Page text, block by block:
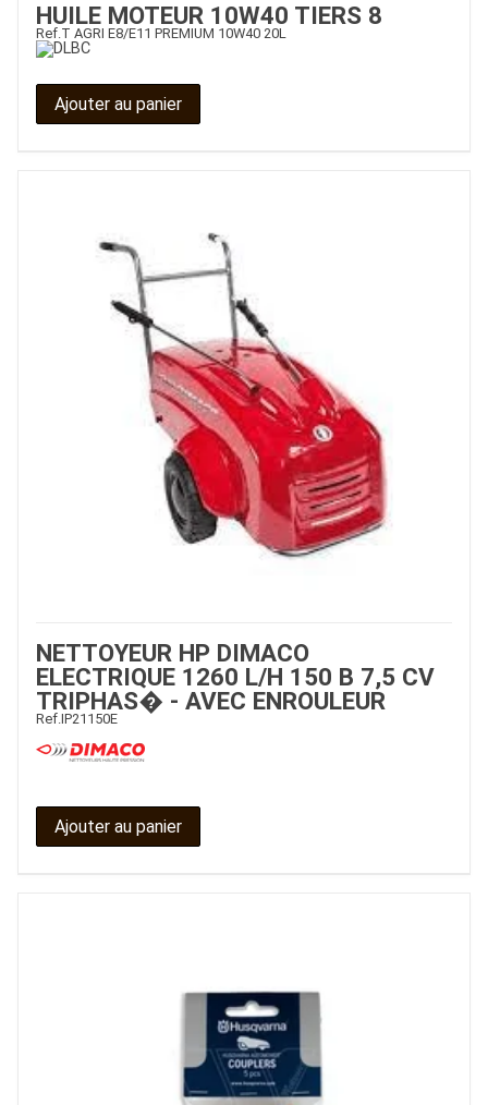
HUILE MOTEUR 10W40 TIERS 8
Ref.T AGRI E8/E11 PREMIUM 10W40 20L
Ajouter au panier
NETTOYEUR HP DIMACO
ELECTRIQUE 1260 L/H 150 B 7,5 CV
TRIPHAS� - AVEC ENROULEUR
Ref.IP21150E
Ajouter au panier